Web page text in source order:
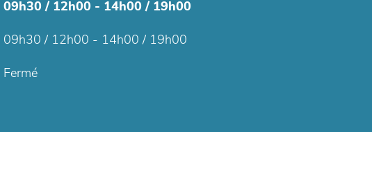
09h30 / 12h00 - 14h00 / 19h00
09h30 / 12h00 - 14h00 / 19h00
Fermé